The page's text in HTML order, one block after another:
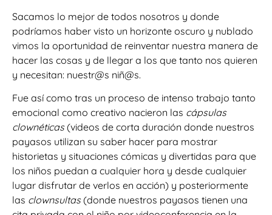
Sacamos lo mejor de todos nosotros y donde
podríamos haber visto un horizonte oscuro y nublado
vimos la oportunidad de reinventar nuestra manera de
hacer las cosas y de llegar a los que tanto nos quieren
y necesitan: nuestr@s niñ@s.
Fue así como tras un proceso de intenso trabajo tanto
emocional como creativo nacieron las cápsulas
clownéticas(videos de corta duración donde nuestros
payasos utilizan su saber hacer para mostrar
historietas y situaciones cómicas y divertidas para que
los niños puedan a cualquier hora y desde cualquier
lugar disfrutar de verlos en acción) y posteriormente
las clownsultas(donde nuestros payasos tienen una